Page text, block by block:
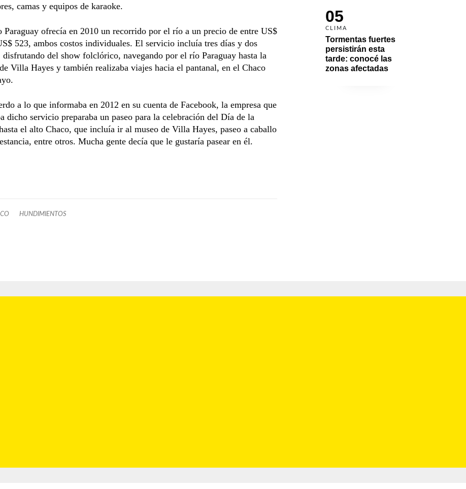
05
CLIMA
Tormentas fuertes
persistirán esta
tarde: conocé las
zonas afectadas
camas y equipos de karaoke.
Paraguay ofrecía en 2010 un recorrido por el río a un precio de entre US$
523, ambos costos individuales. El servicio incluía tres días y dos
disfrutando del show folclórico, navegando por el río Paraguay hasta la
Villa Hayes y también realizaba viajes hacia el pantanal, en el Chaco
a lo que informaba en 2012 en su cuenta de Facebook, la empresa que
dicho servicio preparaba un paseo para la celebración del Día de la
el alto Chaco, que incluía ir al museo de Villa Hayes, paseo a caballo
entre otros. Mucha gente decía que le gustaría pasear en él.
HUNDIMIENTOS